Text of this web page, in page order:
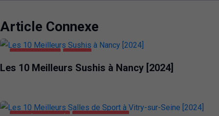
Article Connexe
Les 10 Meilleurs Sushis à Nancy [2024]